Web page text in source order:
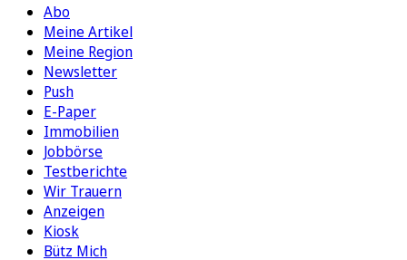
Abo
Meine Artikel
Meine Region
Newsletter
Push
E-Paper
Immobilien
Jobbörse
Testberichte
Wir Trauern
Anzeigen
Kiosk
Bütz Mich